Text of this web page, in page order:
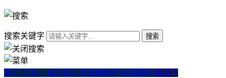
搜索关键字
我们·立志。成为真正专业的房产交易顾问 微房产